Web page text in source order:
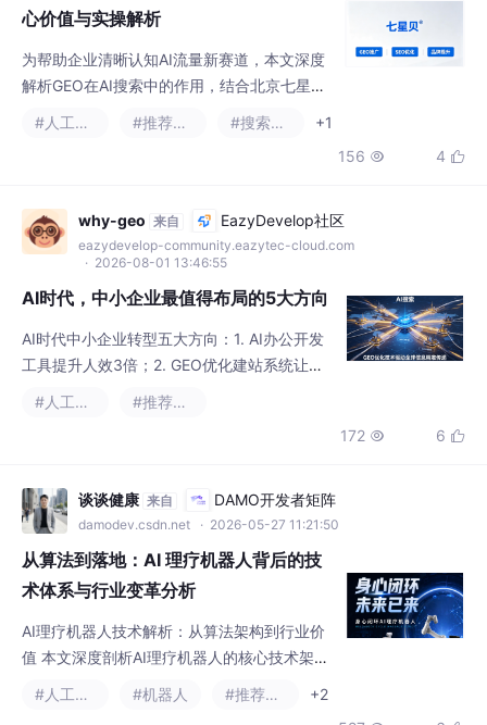
心价值与实操解析
为帮助企业清晰认知AI流量新赛道，本文深度
解析GEO在AI搜索中的作用，结合北京七星贝
GEO实战落地经验，拆解GEO核心价值、运作
构建了官网、垂直行业平台、权威媒体、问答
端口多维度内容矩阵，沉淀真实工程案例、正
规资质证书、标准化产品参数、专属技术方案
等实证内容，形成多渠道交
#人工智能 #推荐算法 #搜索引擎
+1
156  4 
why-geo 来自 EazyDevelop社区
eazydevelop-community.eazytec-cloud.com
· 2026-08-01 13:46:55
AI时代，中小企业最值得布局的5大方向
AI时代中小企业转型五大方向：1. AI办公开发
工具提升人效3倍；2. GEO优化建站系统让官
网成为AI推荐入口；3. 营销自动化实现全渠道
象，通过结构化内容体系在下一代搜索生态中
构建品牌权威。
#人工智能
#推荐算法
172  6 
谈谈健康 来自 DAMO开发者矩阵
damodev.csdn.net · 2026-05-27 11:21:50
从算法到落地：AI 理疗机器人背后的技
术体系与行业变革分析
AI理疗机器人技术解析：从算法架构到行业价
值 本文深度剖析AI理疗机器人的核心技术架构
与行业价值。区别于传统按摩设备，AI理疗机
#人工智能 #机器人 #推荐算法
+2